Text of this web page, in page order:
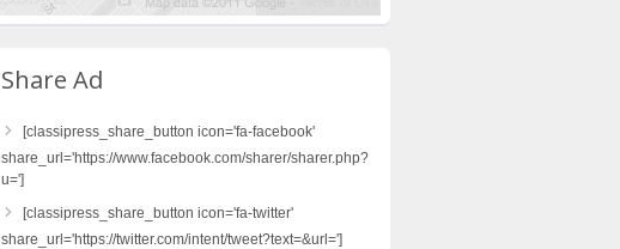
Share Ad
[classipress_share_button icon='fa-facebook'
share_url='https://www.facebook.com/sharer/sharer.php?
u=']
[classipress_share_button icon='fa-twitter'
share_url='https://twitter.com/intent/tweet?text=&url=']